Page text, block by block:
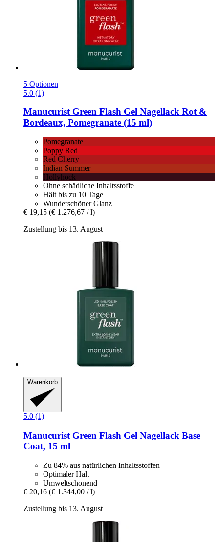
5 Optionen
5.0 (1)
ManucuristGreen Flash Gel Nagellack Rot &
Bordeaux, Pomegranate (15 ml)
Pomegranate
Poppy Red
Red Cherry
Indian Summer
Hollyhock
Ohne schädliche Inhaltsstoffe
Hält bis zu 10 Tage
Wunderschöner Glanz
€ 19,15 (€ 1.276,67 / l)
Zustellung bis 13. August
Warenkorb
5.0 (1)
Manucurist Green Flash Gel Nagellack Base
Coat, 15 ml
Zu 84% aus natürlichen Inhaltsstoffen
Optimaler Halt
Umweltschonend
€ 20,16 (€ 1.344,00 / l)
Zustellung bis 13. August